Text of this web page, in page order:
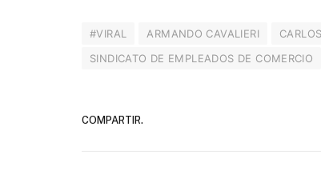
#VIRAL ARMANDO CAVALIERI
SINDICATO DE EMPLEADOS DE COMERCIO
COMPARTIR.